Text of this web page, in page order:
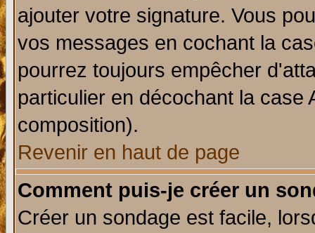
ajouter votre signature. Vous
vos messages en cochant la
pourrez toujours empêcher
particulier en décochant la
composition).
Revenir en haut de page
Comment puis-je créer un
Créer un sondage est facile,